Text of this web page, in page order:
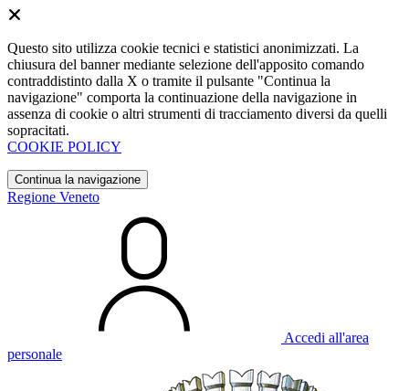
Questo sito utilizza cookie tecnici e statistici anonimizzati. La
chiusura del banner mediante selezione dell'apposito comando
contraddistinto dalla X o tramite il pulsante "Continua la
navigazione" comporta la continuazione della navigazione in
assenza di cookie o altri strumenti di tracciamento diversi da quelli
sopracitati.
COOKIE POLICY
Continua la navigazione
Regione Veneto
Accedi all'area
personale